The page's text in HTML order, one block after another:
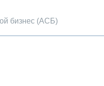
бизнес (АСБ)